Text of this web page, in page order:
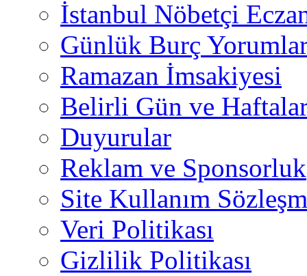
İstanbul Nöbetçi
Günlük Burç
Ramazan İmsakiyesi
Belirli Gün ve
Duyurular
Reklam ve Sponsorluk
Site Kullanım
Veri Politikası
Gizlilik Politikası